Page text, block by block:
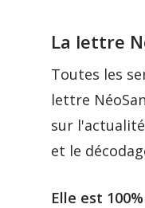
La lettre
Toutes les
lettre
sur
et le
Elle est